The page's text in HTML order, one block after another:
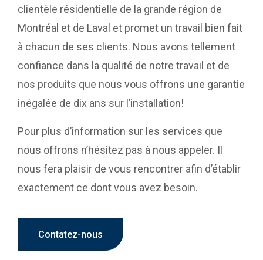
clientèle résidentielle de la grande région de
Montréal et de Laval et promet un travail bien fait
à chacun de ses clients. Nous avons tellement
confiance dans la qualité de notre travail et de
nos produits que nous vous offrons une garantie
inégalée de dix ans sur l’installation!
Pour plus d’information sur les services que
nous offrons n’hésitez pas à nous appeler. Il
nous fera plaisir de vous rencontrer afin d’établir
exactement ce dont vous avez besoin.
Contatez-nous